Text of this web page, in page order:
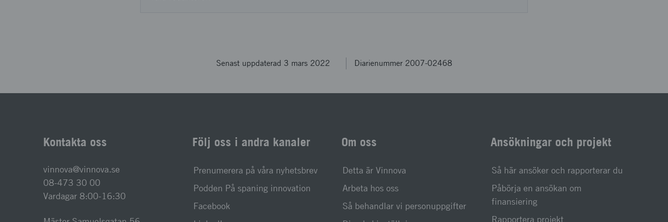
Senast uppdaterad 3 mars 2022 Diarienummer 2007-02468
Kontakta oss
vinnova@vinnova.se
08-473 30 00
Vardagar 8:00-16:30
Följ oss i andra kanaler
Prenumerera på våra nyhetsbrev
Podden På spaning innovation
Facebook
Om oss
Detta är Vinnova
Arbeta hos oss
Så behandlar vi personuppgifter
Ansökningar och projekt
Så här ansöker och rapporterar du
Påbörja en ansökan om
finansiering
Rapportera projekt